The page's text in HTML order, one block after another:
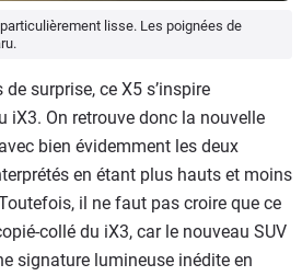
lisse. Les poignées de
surprise, ce X5 s’inspire
iX3. On retrouve donc la nouvelle
bien évidemment les deux
en étant plus hauts et moins
il ne faut pas croire que ce
collé du iX3, car le nouveau SUV
signature lumineuse inédite en